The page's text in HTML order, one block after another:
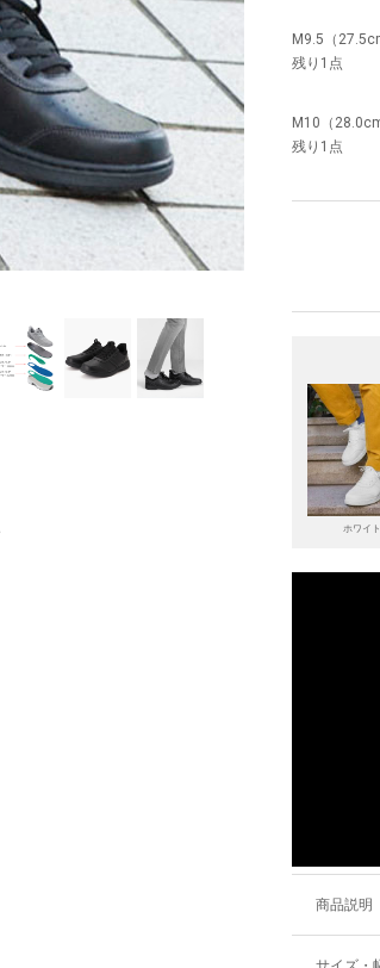
M9.5（
残り1点
M10（28.0cm
残り1点
ホワイト
商品説明